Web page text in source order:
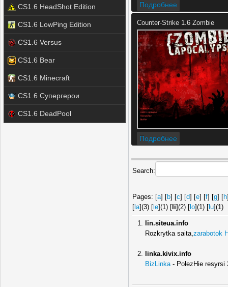
CS1.6 HeadShot Edition
CS1.6 LowPing Edition
CS1.6 Versus
CS1.6 Bear
CS1.6 Minecraft
CS1.6 Супергерои
CS1.6 DeadPool
Подробнее
Counter-Strike 1.6 Zombie
Подробнее
Search:
Pages: [a] [b] [c] [d] [e] [f] [g] [h
[ la](3) [ le](1) [ li](2) [ lo](1) [ lu](1)
lin.siteua.info
Rozkrytka saita,zarabotok
linka.kivix.info
BizLinka- PolezHie resyrsi